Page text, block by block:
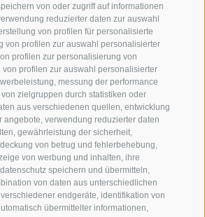
von oder zugriff auf informationen
reduzierter daten zur auswahl
von profilen für personalisierte
von profilen zur auswahl personalisierter
profilen zur personalisierung von
profilen zur auswahl personalisierter
messung der performance
zielgruppen durch statistiken oder
aus verschiedenen quellen, entwicklung
angebote, verwendung reduzierter daten
gewährleistung der sicherheit,
von betrug und fehlerbehebung,
von werbung und inhalten, ihre
speichern und übermitteln,
von daten aus unterschiedlichen
endgeräte, identifikation von
übermittelter informationen,
39017 Schenna - Meran
Superior-Hotel in Schenna Südtirol
bei Meran